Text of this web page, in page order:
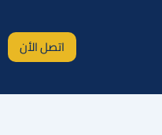
اتصل الأن